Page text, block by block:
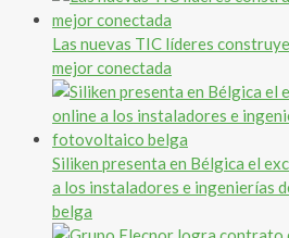
Las nuevas TIC líderes
mejor conectada
Siliken presenta en Bélgica el
a los instaladores e ingenierías
belga